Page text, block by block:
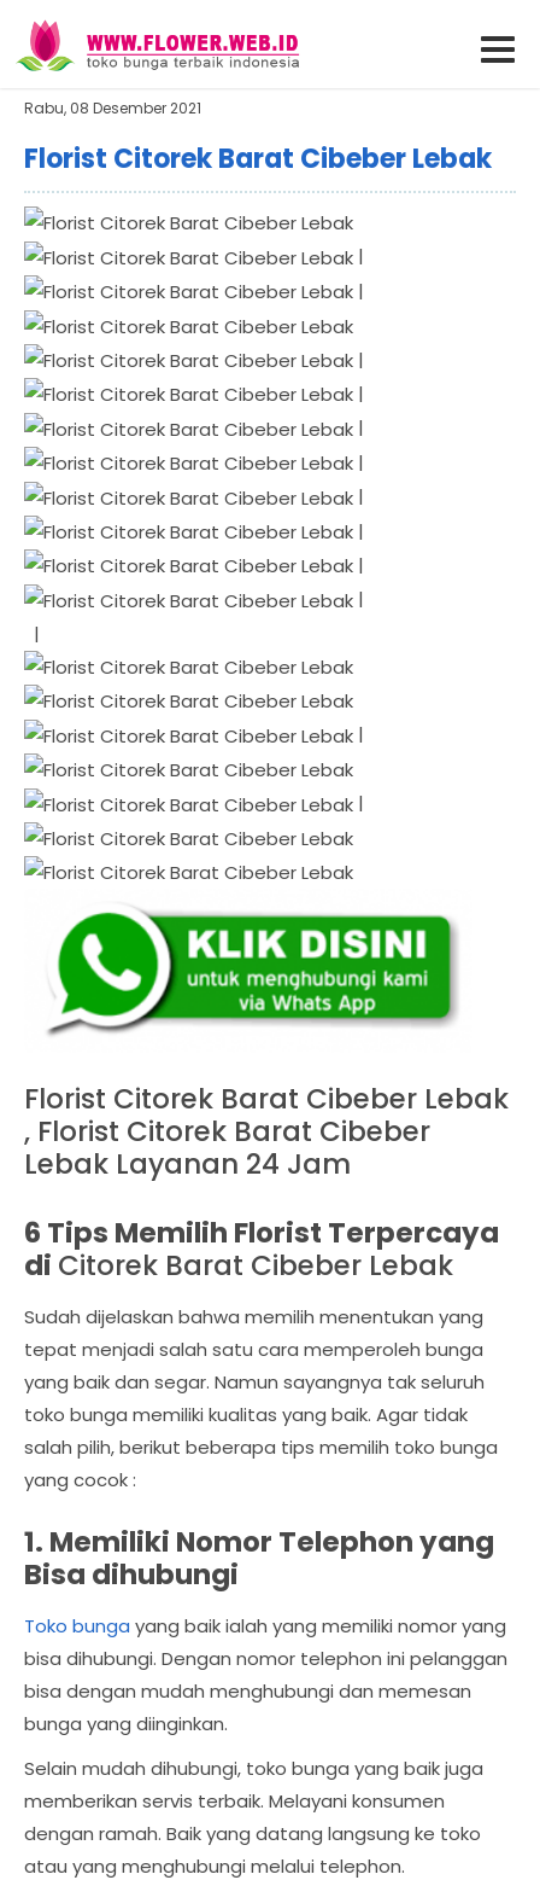
Rabu, 08 Desember 2021
Florist Citorek Barat Cibeber Lebak
|
|
|
|
|
|
|
|
|
|
|
|
|
Florist Citorek Barat Cibeber Lebak
, Florist Citorek Barat Cibeber
Lebak Layanan 24 Jam
6 Tips Memilih Florist Terpercaya
di Citorek Barat Cibeber Lebak
Sudah dijelaskan bahwa memilih menentukan yang
tepat menjadi salah satu cara memperoleh bunga
yang baik dan segar. Namun sayangnya tak seluruh
toko bunga memiliki kualitas yang baik. Agar tidak
salah pilih, berikut beberapa tips memilih toko bunga
yang cocok :
1. Memiliki Nomor Telephon yang
Bisa dihubungi
Toko bunga yang baik ialah yang memiliki nomor yang
bisa dihubungi. Dengan nomor telephon ini pelanggan
bisa dengan mudah menghubungi dan memesan
bunga yang diinginkan.
Selain mudah dihubungi, toko bunga yang baik juga
memberikan servis terbaik. Melayani konsumen
dengan ramah. Baik yang datang langsung ke toko
atau yang menghubungi melalui telephon.